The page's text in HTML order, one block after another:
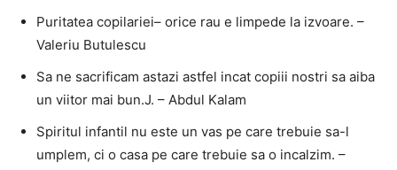
Puritatea copilariei– orice rau e limpede la izvoare. –
Valeriu Butulescu
Sa ne sacrificam astazi astfel incat copiii nostri sa aiba
un viitor mai bun.J. – Abdul Kalam
Spiritul infantil nu este un vas pe care trebuie sa-l
umplem, ci o casa pe care trebuie sa o incalzim. –